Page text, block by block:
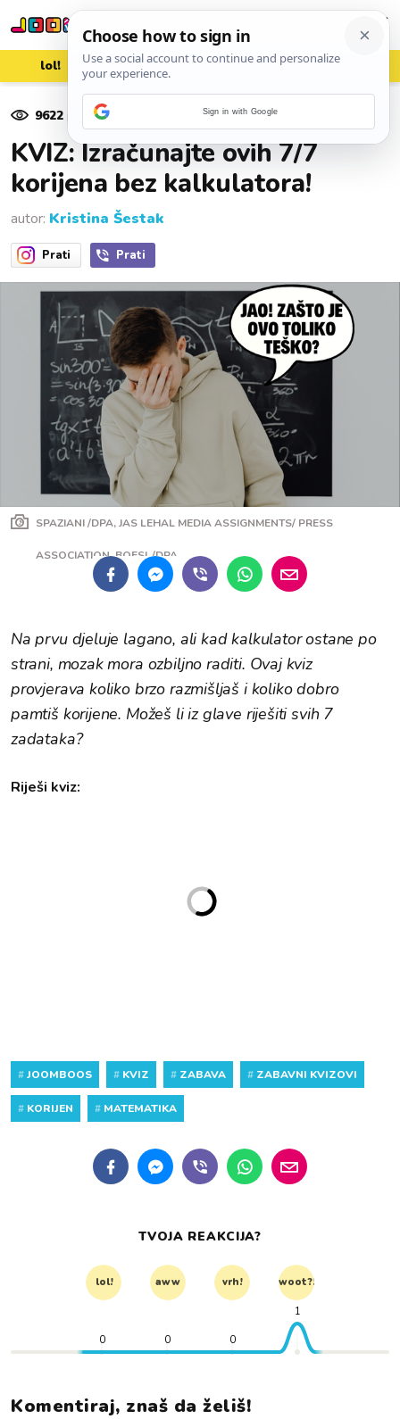
lol! aww vrh! woot?!
9622 pregleda
KVIZ: Izračunajte ovih 7/7
korijena bez kalkulatora!
autor: Kristina Šestak
Prati Prati
SPAZIANI /DPA, JAS LEHAL MEDIA ASSIGNMENTS/ PRESS
ASSOCIATION, BOESL/DPA
Na prvu djeluje lagano, ali kad kalkulator ostane po
strani, mozak mora ozbiljno raditi. Ovaj kviz
provjerava koliko brzo razmišljaš i koliko dobro
pamtiš korijene. Možeš li iz glave riješiti svih 7
zadataka?
Riješi kviz:
#JOOMBOOS # KVIZ # ZABAVA # ZABAVNI KVIZOVI
# KORIJEN # MATEMATIKA
TVOJA REAKCIJA?
lol! aww vrh! woot?!
0 0 0
1
Komentiraj, znaš da želiš!
Sign in with Google